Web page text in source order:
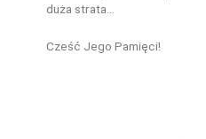
duża strata…
Cześć Jego Pamięci!